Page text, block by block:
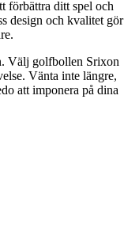
förbättra ditt spel och
design och kvalitet gör
Välj golfbollen Srixon
Vänta inte längre,
att imponera på dina